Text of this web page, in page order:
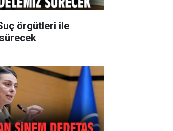
örgütleri ile